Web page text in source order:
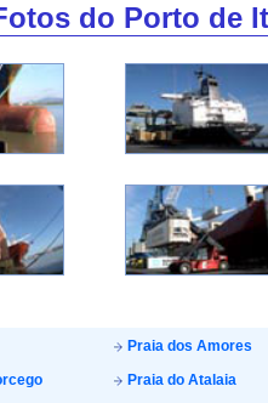
do Porto de
Praia dos Amores
Praia do Atalaia